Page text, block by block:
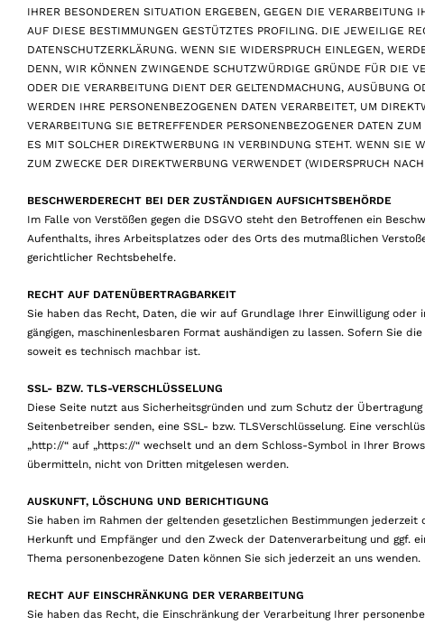
IHRER BESONDEREN SITUATION ERGEBEN, GEGEN DIE
AUF DIESE BESTIMMUNGEN GESTÜTZTES PROFILING. DIE JEWEILIGE
DATENSCHUTZERKLÄRUNG. WENN SIE WIDERSPRUCH EINLEGEN,
DENN, WIR KÖNNEN ZWINGENDE SCHUTZWÜRDIGE GRÜNDE FÜR DIE
ODER DIE VERARBEITUNG DIENT DER GELTENDMACHUNG, AUSÜBUNG
WERDEN IHRE PERSONENBEZOGENEN DATEN VERARBEITET, UM
VERARBEITUNG SIE BETREFFENDER PERSONENBEZOGENER DATEN
ES MIT SOLCHER DIREKTWERBUNG IN VERBINDUNG STEHT. WENN SIE
ZUM ZWECKE DER DIREKTWERBUNG VERWENDET (WIDERSPRUCH
BESCHWERDERECHT BEI DER ZUSTÄNDIGEN AUFSICHTSBEHÖRDE
Im Falle von Verstößen gegen die DSGVO steht den Betroffenen ein
Aufenthalts, ihres Arbeitsplatzes oder des Orts des mutmaßlichen
gerichtlicher Rechtsbehelfe.
RECHT AUF DATENÜBERTRAGBARKEIT
Sie haben das Recht, Daten, die wir auf Grundlage Ihrer Einwilligung
gängigen, maschinenlesbaren Format aushändigen zu lassen. Sofern Sie
soweit es technisch machbar ist.
SSL- BZW. TLS-VERSCHLÜSSELUNG
Diese Seite nutzt aus Sicherheitsgründen und zum Schutz der
Seitenbetreiber senden, eine SSL- bzw. TLSVerschlüsselung. Eine
„http://“ auf „https://“ wechselt und an dem Schloss-Symbol in Ihrer
übermitteln, nicht von Dritten mitgelesen werden.
AUSKUNFT, LÖSCHUNG UND BERICHTIGUNG
Sie haben im Rahmen der geltenden gesetzlichen Bestimmungen
Herkunft und Empfänger und den Zweck der Datenverarbeitung und ggf.
Thema personenbezogene Daten können Sie sich jederzeit an uns wenden.
RECHT AUF EINSCHRÄNKUNG DER VERARBEITUNG
Sie haben das Recht, die Einschränkung der Verarbeitung Ihrer